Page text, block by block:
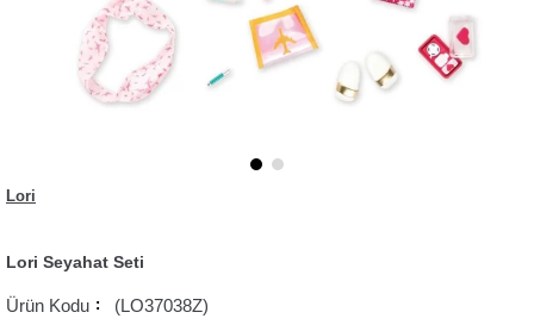
Lori
Lori Seyahat Seti
(LO37038Z)